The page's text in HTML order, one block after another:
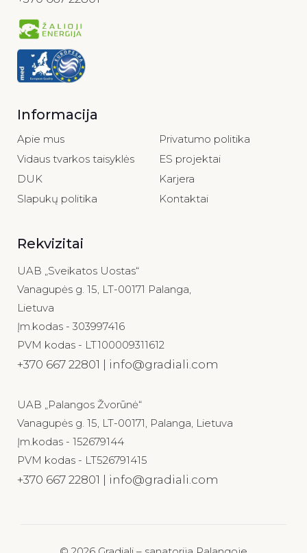
Informacija
Apie mus
Vidaus tvarkos taisyklės
DUK
Slapukų politika
Privatumo politika
ES projektai
Karjera
Kontaktai
Rekvizitai
UAB „Sveikatos Uostas“
Vanagupės g. 15, LT-00171 Palanga,
Lietuva
Įm.kodas - 303997416
PVM kodas - LT100009311612
+370 667 22801 | info@gradiali.com
UAB „Palangos Žvorūnė“
Vanagupės g. 15, LT-00171, Palanga, Lietuva
Įm.kodas - 152679144
PVM kodas - LT526791415
+370 667 22801 | info@gradiali.com